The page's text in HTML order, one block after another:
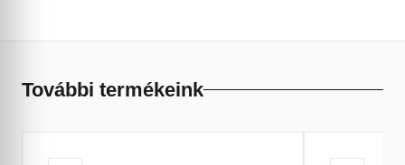
További termékeink